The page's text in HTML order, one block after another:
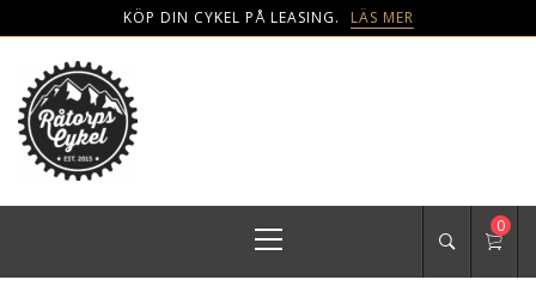
KÖP DIN CYKEL PÅ LEASING. LÄS MER
content
NYA RÅTORPS
CYKEL
Den mest älvnära cykelbutiken i Karlstad
Menu
0